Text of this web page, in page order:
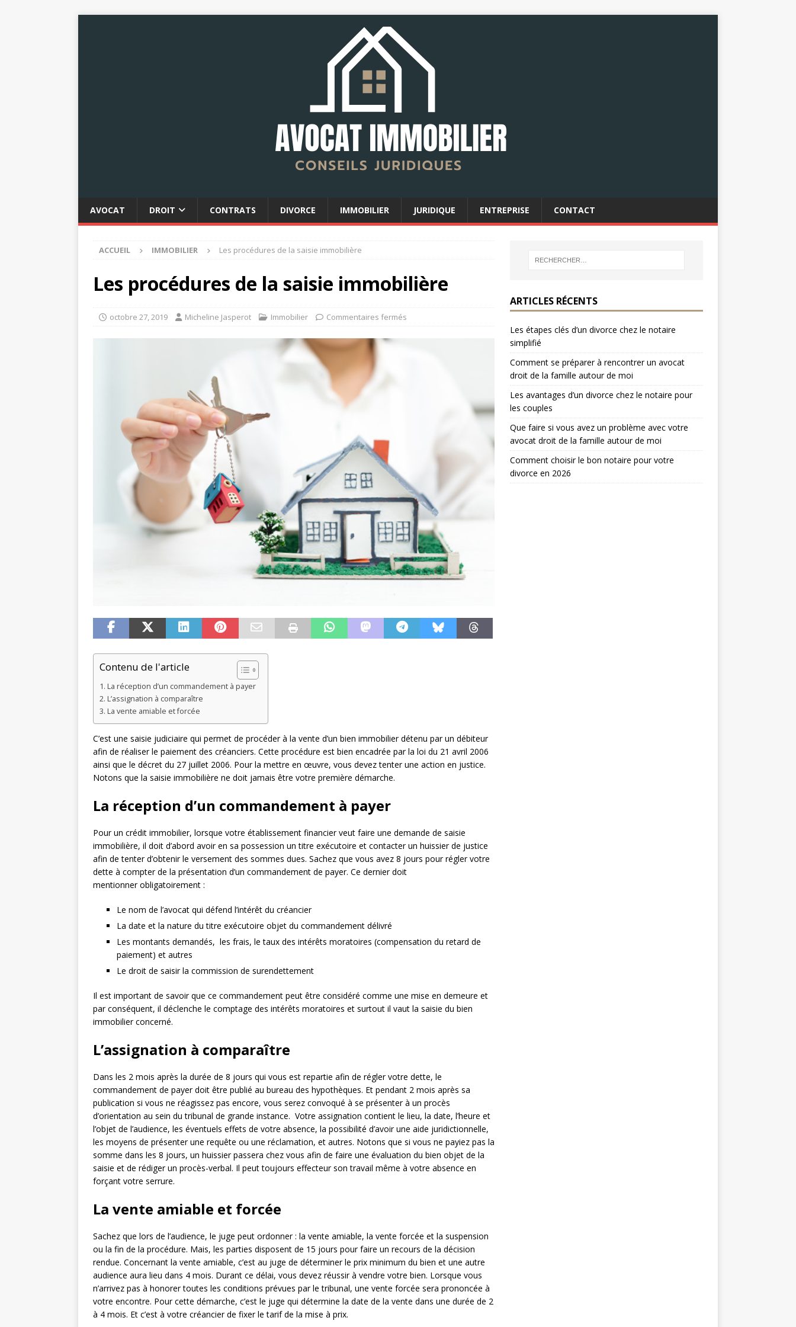
AVOCAT DROIT CONTRATS DIVORCE IMMOBILIER JURIDIQUE ENTREPRISE CONTACT
ACCUEIL IMMOBILIER Les procédures de la saisie immobilière
Les procédures de la saisie immobilière
octobre 27, 2019 Micheline Jasperot Immobilier Commentaires fermés
Contenu de l'article
La réception d’un commandement à payer
L’assignation à comparaître
La vente amiable et forcée
C’est une saisie judiciaire qui permet de procéder à la vente d’un bien immobilier détenu par un débiteur
afin de réaliser le paiement des créanciers. Cette procédure est bien encadrée par la loi du 21 avril 2006
ainsi que le décret du 27 juillet 2006. Pour la mettre en œuvre, vous devez tenter une action en justice.
Notons que la saisie immobilière ne doit jamais être votre première démarche.
La réception d’un commandement à payer
Pour un crédit immobilier, lorsque votre établissement financier veut faire une demande de saisie
immobilière, il doit d’abord avoir en sa possession un titre exécutoire et contacter un huissier de justice
afin de tenter d’obtenir le versement des sommes dues. Sachez que vous avez 8 jours pour régler votre
dette à compter de la présentation d’un commandement de payer. Ce dernier doit
mentionner obligatoirement :
Le nom de l’avocat qui défend l’intérêt du créancier
La date et la nature du titre exécutoire objet du commandement délivré
Les montants demandés, les frais, le taux des intérêts moratoires (compensation du retard de
paiement) et autres
Le droit de saisir la commission de surendettement
Il est important de savoir que ce commandement peut être considéré comme une mise en demeure et
par conséquent, il déclenche le comptage des intérêts moratoires et surtout il vaut la saisie du bien
immobilier concerné.
L’assignation à comparaître
Dans les 2 mois après la durée de 8 jours qui vous est repartie afin de régler votre dette, le
commandement de payer doit être publié au bureau des hypothèques. Et pendant 2 mois après sa
publication si vous ne réagissez pas encore, vous serez convoqué à se présenter à un procès
d’orientation au sein du tribunal de grande instance. Votre assignation contient le lieu, la date, l’heure et
l’objet de l’audience, les éventuels effets de votre absence, la possibilité d’avoir une aide juridictionnelle,
les moyens de présenter une requête ou une réclamation, et autres. Notons que si vous ne payiez pas la
somme dans les 8 jours, un huissier passera chez vous afin de faire une évaluation du bien objet de la
saisie et de rédiger un procès-verbal. Il peut toujours effecteur son travail même à votre absence en
forçant votre serrure.
La vente amiable et forcée
Sachez que lors de l’audience, le juge peut ordonner : la vente amiable, la vente forcée et la suspension
ou la fin de la procédure. Mais, les parties disposent de 15 jours pour faire un recours de la décision
rendue. Concernant la vente amiable, c’est au juge de déterminer le prix minimum du bien et une autre
audience aura lieu dans 4 mois. Durant ce délai, vous devez réussir à vendre votre bien. Lorsque vous
n’arrivez pas à honorer toutes les conditions prévues par le tribunal, une vente forcée sera prononcée à
votre encontre. Pour cette démarche, c’est le juge qui détermine la date de la vente dans une durée de 2
à 4 mois. Et c’est à votre créancier de fixer le tarif de la mise à prix.
ARTICLES RÉCENTS
Les étapes clés d’un divorce chez le notaire
simplifié
Comment se préparer à rencontrer un avocat
droit de la famille autour de moi
Les avantages d’un divorce chez le notaire pour
les couples
Que faire si vous avez un problème avec votre
avocat droit de la famille autour de moi
Comment choisir le bon notaire pour votre
divorce en 2026